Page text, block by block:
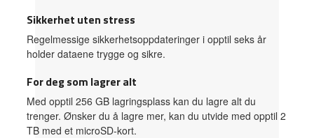
Sikkerhet uten stress
Regelmessige sikkerhetsoppdateringer i opptil seks år
holder dataene trygge og sikre.
For deg som lagrer alt
Med opptil 256 GB lagringsplass kan du lagre alt du
trenger. Ønsker du å lagre mer, kan du utvide med opptil 2
TB med et microSD-kort.